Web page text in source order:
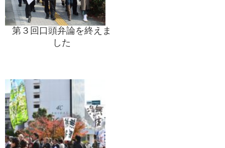
第３回口頭弁論を終えま
した